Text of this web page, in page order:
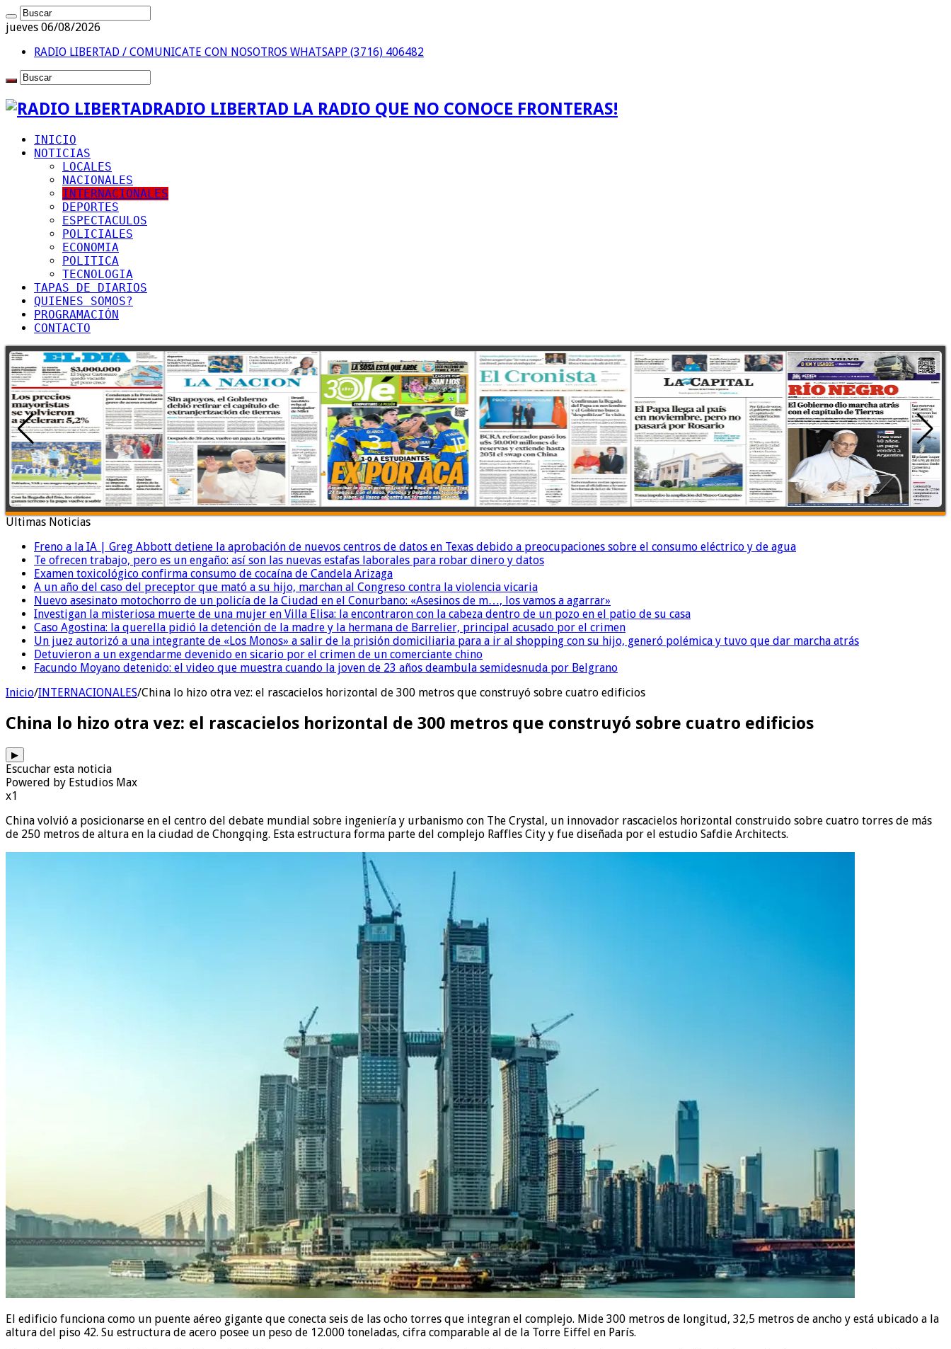
jueves 06/08/2026
RADIO LIBERTAD / COMUNICATE CON NOSOTROS WHATSAPP (3716) 406482
RADIO LIBERTAD LA RADIO QUE NO CONOCE FRONTERAS!
INICIO
NOTICIAS
LOCALES
NACIONALES
INTERNACIONALES
DEPORTES
ESPECTACULOS
POLICIALES
ECONOMIA
POLITICA
TECNOLOGIA
TAPAS DE DIARIOS
QUIENES SOMOS?
PROGRAMACIÓN
CONTACTO
Ultimas Noticias
Freno a la IA | Greg Abbott detiene la aprobación de nuevos centros de datos en Texas debido a preocupaciones sobre el consumo eléctrico y de agua
Te ofrecen trabajo, pero es un engaño: así son las nuevas estafas laborales para robar dinero y datos
Examen toxicológico confirma consumo de cocaína de Candela Arizaga
A un año del caso del preceptor que mató a su hijo, marchan al Congreso contra la violencia vicaria
Nuevo asesinato motochorro de un policía de la Ciudad en el Conurbano: «Asesinos de m…, los vamos a agarrar»
Investigan la misteriosa muerte de una mujer en Villa Elisa: la encontraron con la cabeza dentro de un pozo en el patio de su casa
Caso Agostina: la querella pidió la detención de la madre y la hermana de Barrelier, principal acusado por el crimen
Un juez autorizó a una integrante de «Los Monos» a salir de la prisión domiciliaria para a ir al shopping con su hijo, generó polémica y tuvo que dar marcha atrás
Detuvieron a un exgendarme devenido en sicario por el crimen de un comerciante chino
Facundo Moyano detenido: el video que muestra cuando la joven de 23 años deambula semidesnuda por Belgrano
Inicio/INTERNACIONALES/China lo hizo otra vez: el rascacielos horizontal de 300 metros que construyó sobre cuatro edificios
China lo hizo otra vez: el rascacielos horizontal de 300 metros que construyó sobre cuatro edificios
▶
Escuchar esta noticia
Powered by Estudios Max
x1
China volvió a posicionarse en el centro del debate mundial sobre ingeniería y urbanismo con The Crystal, un innovador rascacielos horizontal construido sobre cuatro torres de más
de 250 metros de altura en la ciudad de Chongqing. Esta estructura forma parte del complejo Raffles City y fue diseñada por el estudio Safdie Architects.
El edificio funciona como un puente aéreo gigante que conecta seis de las ocho torres que integran el complejo. Mide 300 metros de longitud, 32,5 metros de ancho y está ubicado a la
altura del piso 42. Su estructura de acero posee un peso de 12.000 toneladas, cifra comparable al de la Torre Eiffel en París.